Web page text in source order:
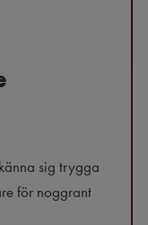
sig trygga
för noggrant